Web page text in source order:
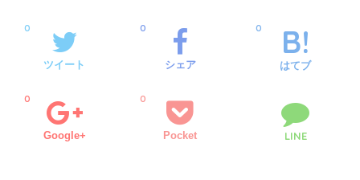
ツイート
0
シェア
0
はてブ
0
Google+
0
Pocket
0
LINE